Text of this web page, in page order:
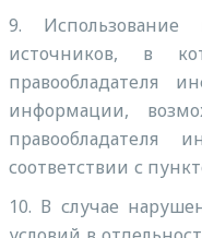
9.
источников, в
правообладателя
информации,
правообладателя
соответствии с
10. В случае